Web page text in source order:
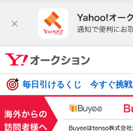
毎日引けるくじ 今すぐ挑戦